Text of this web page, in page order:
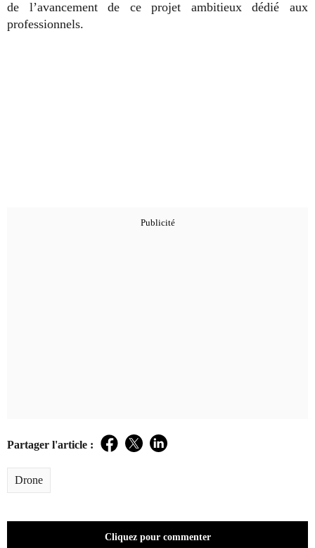
de l’avancement de ce projet ambitieux dédié aux
professionnels.
Partager l'article : Facebook
TwitterLinkedIn
Drone
Cliquez pour commenter